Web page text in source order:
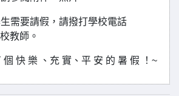
需要請假，請撥打學校電話
教師。
個 快 樂 、充 實、平 安 的 暑 假 ！~